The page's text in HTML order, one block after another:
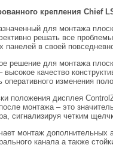
крепления Chief
для монтажа
решать все
панелей в своей
решение для монтажа
качество
изменения
положения дисплея
монтажа – это
сигнализируя четким
монтаж
канала а также